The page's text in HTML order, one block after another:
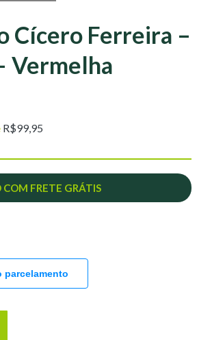
Cícero Ferreira –
Vermelha
R$99,95
COM FRETE GRÁTIS
parcelamento